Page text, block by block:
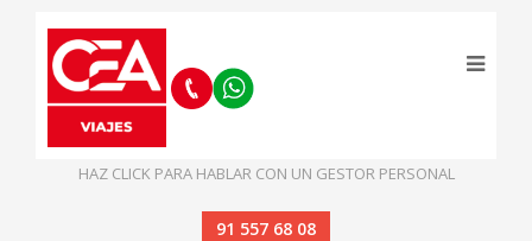
HAZ CLICK PARA HABLAR CON UN GESTOR PERSONAL
91 557 68 08